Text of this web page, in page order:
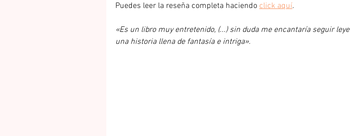
Puedes leer la reseña completa haciendo click aquí.
«Es un libro muy entretenido, (...) sin duda me encantaría seguir
una historia llena de fantasía e intriga».